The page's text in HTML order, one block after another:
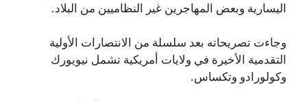
اليسارية وبعض المهاجرين غير النظاميين من البلاد.
وجاءت تصريحاته بعد سلسلة من الانتصارات الأولية
التقدمية الأخيرة في ولايات أمريكية تشمل نيويورك
وكولورادو وتكساس.